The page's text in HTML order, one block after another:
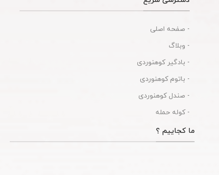
- صفحه اصلی
- وبلاگ
- بادگیر کوهنوردی
- باتوم کوهنوردی
- صندل کوهنوردی
- کوله حمله
ما کجاییم ؟